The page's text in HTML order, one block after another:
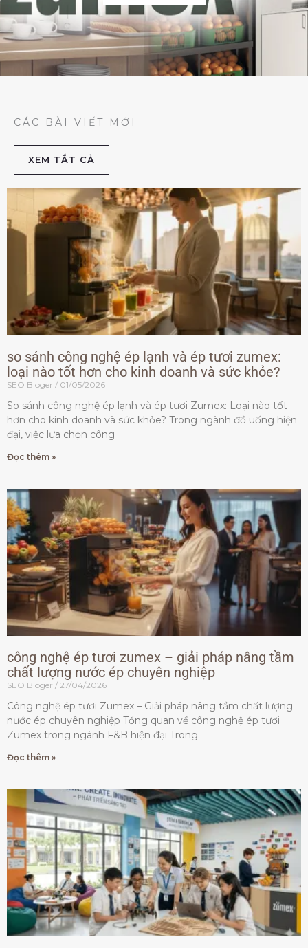
CÁC BÀI VIẾT MỚI
XEM TẮT CẢ
so sánh công nghệ ép lạnh và ép tươi zumex:
loại nào tốt hơn cho kinh doanh và sức khỏe?
SEO Bloger 01/05/2026
So sánh công nghệ ép lạnh và ép tươi Zumex: Loại nào tốt
hơn cho kinh doanh và sức khỏe? Trong ngành đồ uống hiện
đại, việc lựa chọn công
Đọc thêm »
công nghệ ép tươi zumex – giải pháp nâng tầm
chất lượng nước ép chuyên nghiệp
SEO Bloger 27/04/2026
Công nghệ ép tươi Zumex – Giải pháp nâng tầm chất lượng
nước ép chuyên nghiệp Tổng quan về công nghệ ép tươi
Zumex trong ngành F&B hiện đại Trong
Đọc thêm »